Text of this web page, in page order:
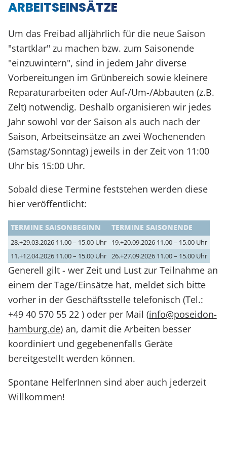
ARBEITSEINSÄTZE
Um das Freibad alljährlich für die neue Saison
"startklar" zu machen bzw. zum Saisonende
"einzuwintern", sind in jedem Jahr diverse
Vorbereitungen im Grünbereich sowie kleinere
Reparaturarbeiten oder Auf-/Um-/Abbauten (z.B.
Zelt) notwendig. Deshalb organisieren wir jedes
Jahr sowohl vor der Saison als auch nach der
Saison, Arbeitseinsätze an zwei Wochenenden
(Samstag/Sonntag) jeweils in der Zeit von 11:00
Uhr bis 15:00 Uhr.
Sobald diese Termine feststehen werden diese
hier veröffentlicht:
TERMINE SAISONBEGINN TERMINE SAISONENDE
28.+29.03.2026 11.00 – 15.00 Uhr
19.+20.09.2026 11.00 – 15.00 Uhr
11.+12.04.2026 11.00 – 15.00 Uhr 26.+27.09.2026 11.00 – 15.00 Uhr
Generell gilt - wer Zeit und Lust zur Teilnahme an
einem der Tage/Einsätze hat, meldet sich bitte
vorher in der Geschäftsstelle telefonisch (Tel.:
+49 40 570 55 22 ) oder per Mail (info@poseidon-
hamburg.de) an, damit die Arbeiten besser
koordiniert und gegebenenfalls Geräte
bereitgestellt werden können.
Spontane HelferInnen sind aber auch jederzeit
Willkommen!